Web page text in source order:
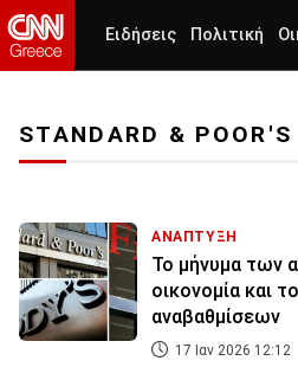
Ειδήσεις Πολιτική
STANDARD & POOR'S
ΑΝΑΠΤΥΞΗ
Το μήνυμα των
οικονομία και
αναβαθμίσεων
17 Ιαν 2026 12:12